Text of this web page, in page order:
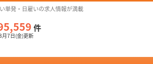
単発・日雇いの求人情報が満載
件
月7日(金)更新